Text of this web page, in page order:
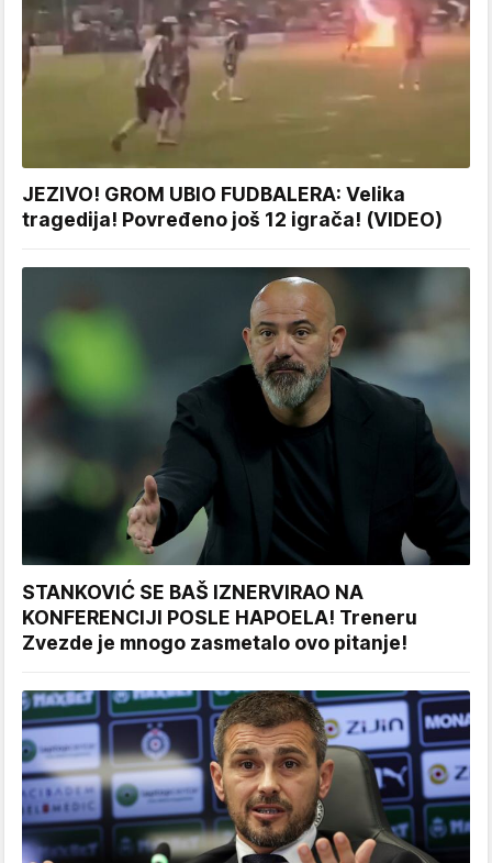
JEZIVO! GROM UBIO FUDBALERA: Velika
tragedija! Povređeno još 12 igrača! (VIDEO)
STANKOVIĆ SE BAŠ IZNERVIRAO NA
KONFERENCIJI POSLE HAPOELA! Treneru
Zvezde je mnogo zasmetalo ovo pitanje!